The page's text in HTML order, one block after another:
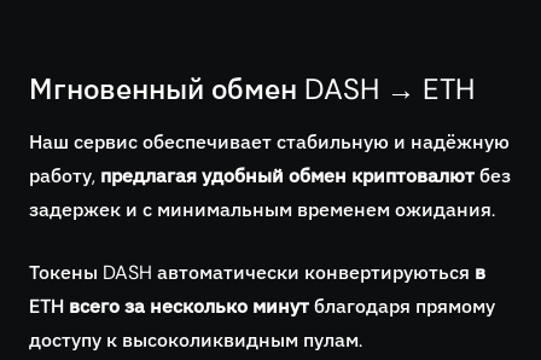
Мгновенный обмен DASH → ETH
Наш сервис обеспечивает стабильную и надёжную
работу, предлагая удобный обмен криптовалютбез
задержек и с минимальным временем ожидания.
Токены DASH автоматически конвертируються в
ETH всего за несколько минутблагодаря прямому
доступу к высоколиквидным пулам.